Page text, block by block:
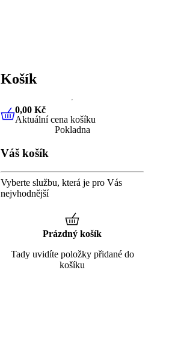
Košík
0,00 KčAktuální cena košíku
0,00 Kč
Aktuální cena košíku
Pokladna
Váš košík
Vyberte službu, která je pro Vás
nejvhodnější
Prázdný košík
Tady uvidíte položky přidané do
košíku